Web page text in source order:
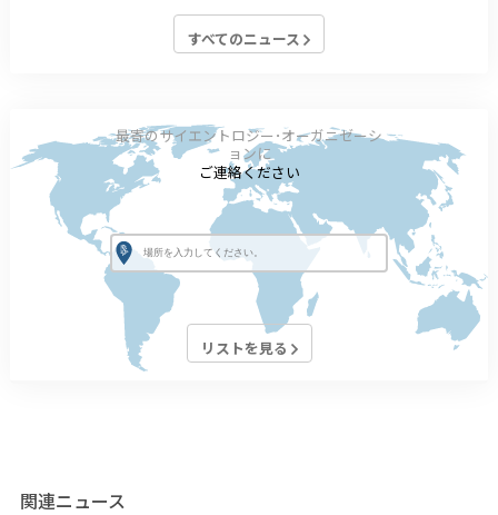
すべてのニュース
最寄のサイエントロジー･オーガニゼーシ
ョンに
ご連絡ください
リストを見る
関連ニュース